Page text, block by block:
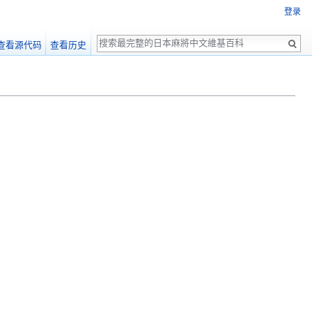
登录
看源代码 查看历史
搜
索